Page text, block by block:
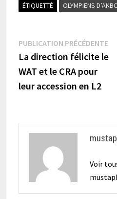
ÉTIQUETTÉ OLYMPIENS
Navigation
de
l’article
PUBLICATION PRÉCÉDENTE
La direction félicite le
WAT et le CRA pour
leur accession en L2
Voir